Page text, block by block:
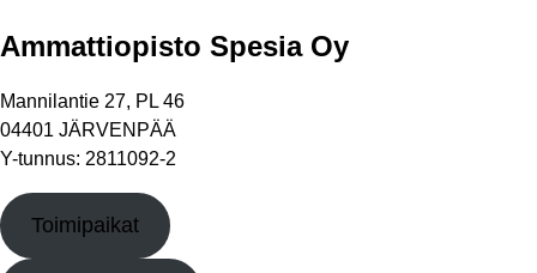
Ammattiopisto Spesia Oy
Mannilantie 27, PL 46
04401 JÄRVENPÄÄ
Y-tunnus: 2811092-2
Toimipaikat